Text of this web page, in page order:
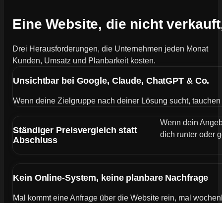
Eine Website, die nicht
Drei Herausforderungen, die Unternehmen jeden Monat
Kunden, Umsatz und Planbarkeit kosten.
Unsichtbar bei Google, Claude, ChatGPT & Co.
Wenn deine Zielgruppe nach deiner Lösung sucht,
Ständiger Preisvergleich statt
Abschluss
Wenn dein
dich runter oder
Kein Online-System, keine planbare Nachfrage
Mal kommt eine Anfrage über die Website rein, mal